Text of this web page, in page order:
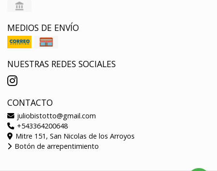
MEDIOS DE ENVÍO
NUESTRAS REDES SOCIALES
CONTACTO
juliobistotto@gmail.com
+543364200648
Mitre 151, San Nicolas de los Arroyos
Botón de arrepentimiento